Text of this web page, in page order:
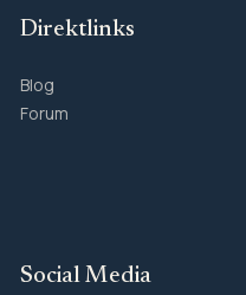
Direktlinks
Blog
Forum
Social Media